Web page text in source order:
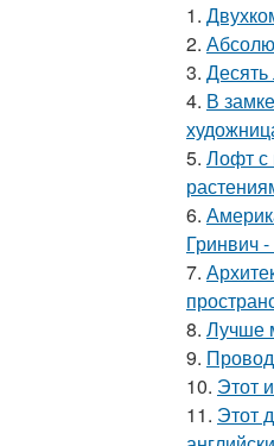
1.
2.
3. Десять
4. В
5. Лофт с
6.
Гринвич
7.
8. Лучше
9.
10. Этот
11. Этот